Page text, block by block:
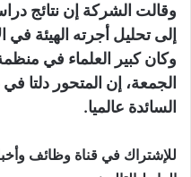
وقالت الشركة إن نتائج
إلى تحليل أجرته الهيئة في
وكان كبير العلماء في
السائدة عالميا.
للإشتراك في قناة وظائف